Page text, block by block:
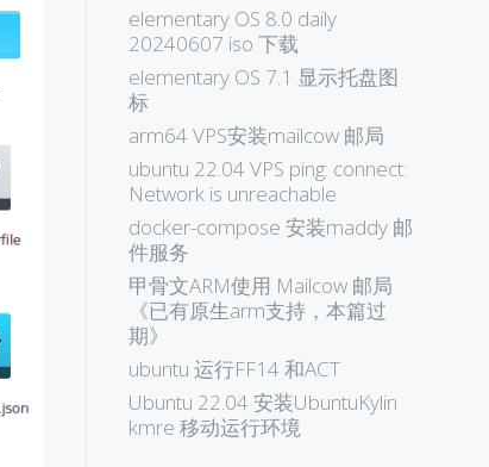
elementary OS 8.0 daily
20240607 iso 下载
elementary OS 7.1 显示托盘图
标
arm64 VPS安装mailcow 邮局
ubuntu 22.04 VPS ping: connect:
Network is unreachable
docker-compose 安装maddy 邮
件服务
甲骨文ARM使用 Mailcow 邮局
《已有原生arm支持，本篇过
期》
ubuntu 运行FF14 和ACT
Ubuntu 22.04 安装UbuntuKylin
kmre 移动运行环境